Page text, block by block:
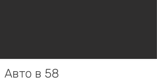
Авто в 58